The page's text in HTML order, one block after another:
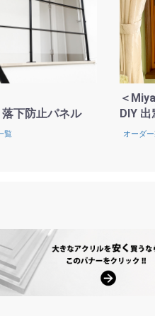
下防止パネル
覧
＜
DIY
オーダ